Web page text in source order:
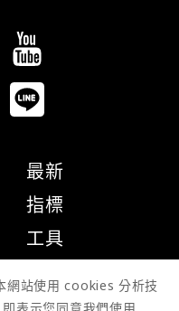
最新
指標
工具
網站使用 cookies 分析技